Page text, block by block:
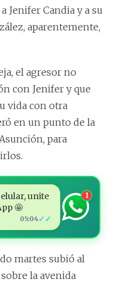
Jenifer Candia y a su
aparentemente,
el agresor no
con Jenifer y que
vida con otra
en un punto de la
para
unite
🤩
05:04✓✓
1
martes subió al
la avenida